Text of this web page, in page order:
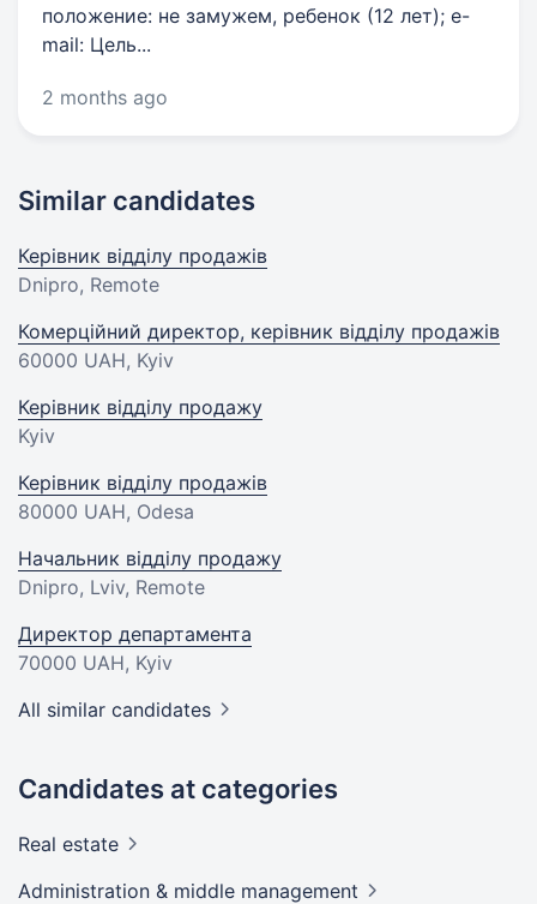
положение: не замужем, ребенок (12 лет); e-
mail: Цель...
2 months ago
Similar candidates
Керівник відділу продажів
Dnipro, Remote
Комерційний директор, керівник відділу продажів
60000 UAH, Kyiv
Керівник відділу продажу
Kyiv
Керівник відділу продажів
80000 UAH, Odesa
Начальник відділу продажу
Dnipro, Lviv, Remote
Директор департамента
70000 UAH, Kyiv
All similar candidates
Candidates at categories
Real estate
Administration & middle management